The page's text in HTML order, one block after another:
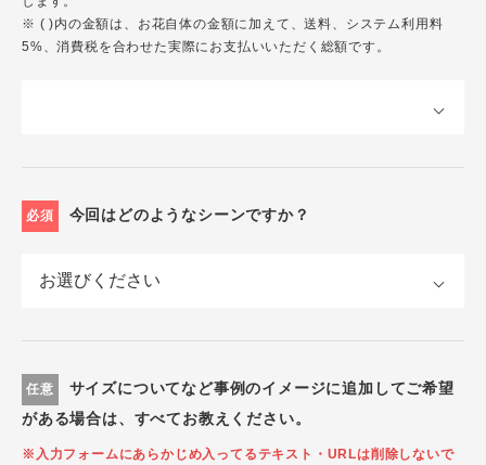
※ ( )内の金額は、お花自体の金額に加えて、送料、システム利用料
5%、消費税を合わせた実際にお支払いいただく総額です。
必須 今回はどのようなシーンですか？
任意
サイズについてなど事例のイメージに追加してご希望
がある場合は、すべてお教えください。
※入力フォームにあらかじめ入ってるテキスト・URLは削除しないで